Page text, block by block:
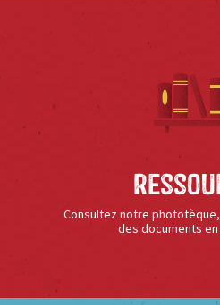
Consultez notre
des documents